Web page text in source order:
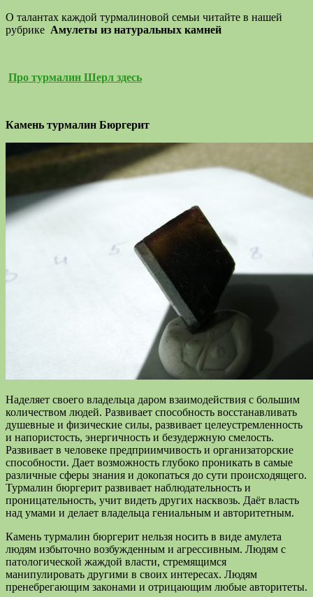
О талантах каждой турмалиновой семьи читайте в нашей
рубрике Амулеты из натуральных камней
Про турмалин Шерл здесь
Камень турмалин Бюргерит
Наделяет своего владельца даром взаимодействия с большим
количеством людей. Развивает способность восстанавливать
душевные и физические силы, развивает целеустремленность
и напористость, энергичность и безудержную смелость.
Развивает в человеке предприимчивость и организаторские
способности. Дает возможность глубоко проникать в самые
различные сферы знания и докопаться до сути происходящего.
Турмалин бюргерит развивает наблюдательность и
проницательность, учит видеть других насквозь. Даёт власть
над умами и делает владельца гениальным и авторитетным.
Камень турмалин бюргерит нельзя носить в виде амулета
людям избыточно возбужденным и агрессивным. Людям с
патологической жаждой власти, стремящимся
манипулировать другими в своих интересах. Людям
пренебрегающим законами и отрицающим любые авторитеты.